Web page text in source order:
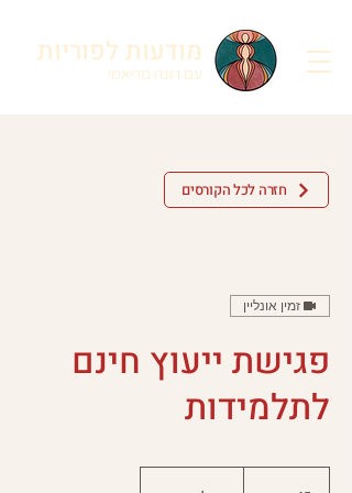
מודעות לפוריות
עם רונה מריאמי
חזרה לכל הקורסים
זמין אונליין
פגישת ייעוץ חינם
לתלמידות